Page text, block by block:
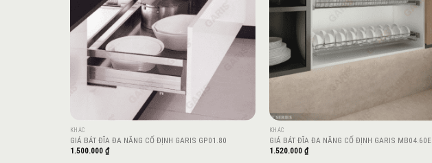
KHÁC
GIÁ BÁT ĐĨA ĐA NĂNG CỐ ĐỊNH GARIS GP01.80
1.500.000 ₫
KHÁC
GIÁ BÁT ĐĨA ĐA NĂNG CỐ ĐỊNH GARIS MB04.60E
1.520.000 ₫